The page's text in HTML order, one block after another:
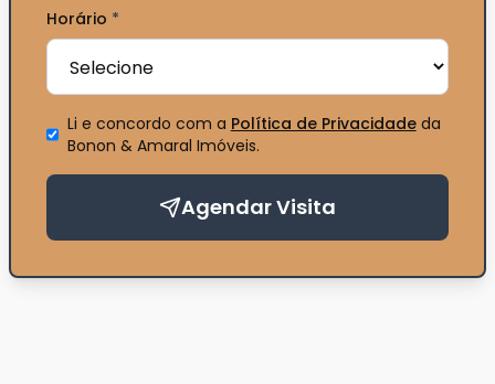
Horário *
Li e concordo com a Política de Privacidadeda
Bonon & Amaral Imóveis.
Agendar Visita